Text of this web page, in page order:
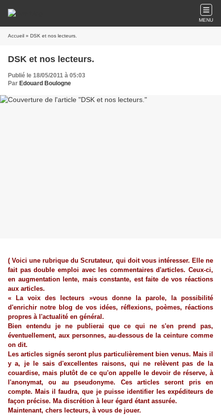
MENU
Accueil » DSK et nos lecteurs.
DSK et nos lecteurs.
Publié le 18/05/2011 à 05:03
Par Edouard Boulogne
( Voici une rubrique du Scrutateur, qui doit vous intéresser. Elle ne
fait pas double emploi avec les commentaires d'articles. Ceux-ci,
en augmentation lente, mais constante, est faite de vos réactions
aux articles.
« La voix des lecteurs »vous donne la parole, la possibilité
d'enrichir notre blog de vos idées, réflexions, poèmes, réactions
propres à l'actualité en général.
Bien entendu je ne publierai que ce qui ne s'en prend pas,
éventuellement, aux personnes, au-dessous de la ceinture comme
on dit.
Les articles signés seront plus particulièrement bien venus. Mais il
y a, je le sais d'excellentes raisons, qui ne relèvent pas de la
couardise, mais plutôt de ce qu'on appelle le devoir de réserve, à
l'anonymat, ou au pseudonyme. Ces articles seront pris en
compte. Mais il faudra, que je puisse identifier les expéditeurs de
façon précise. Ma discrétion à leur égard étant assurée.
Maintenant, chers lecteurs, à vous de jouer.